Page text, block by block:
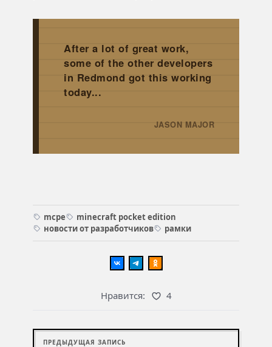
After a lot of great work,
some of the other developers
in Redmond got this working
today...
JASON MAJOR
mcpe
minecraft pocket edition
новости от разработчиков
рамки
Нравится: 4
ПРЕДЫДУЩАЯ ЗАПИСЬ